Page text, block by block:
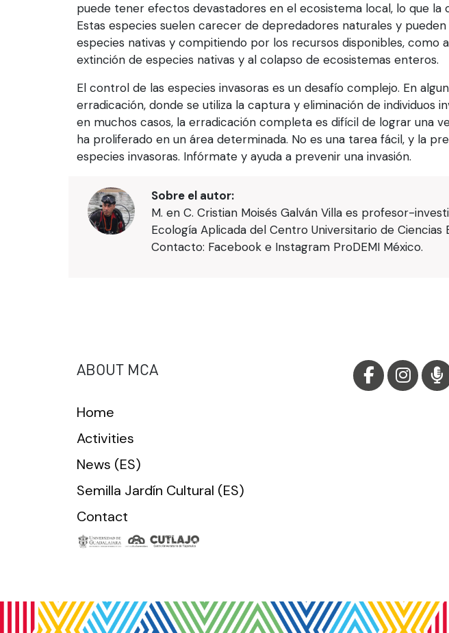
puede tener efectos devastadores en el ecosistema local, lo que
Estas especies suelen carecer de depredadores naturales y
especies nativas y compitiendo por los recursos disponibles, como
extinción de especies nativas y al colapso de ecosistemas enteros.
El control de las especies invasoras es un desafío complejo. En
erradicación, donde se utiliza la captura y eliminación de individuos
en muchos casos, la erradicación completa es difícil de lograr una
ha proliferado en un área determinada. No es una tarea fácil, y la
especies invasoras. Infórmate y ayuda a prevenir una invasión.
Sobre el autor:
M. en C. Cristian Moisés Galván Villa es profesor-
Ecología Aplicada del Centro Universitario de Ciencias
Contacto: Facebook e Instagram ProDEMI México.
ABOUT MCA
Home
Activities
News (ES)
Semilla Jardín Cultural (ES)
Contact